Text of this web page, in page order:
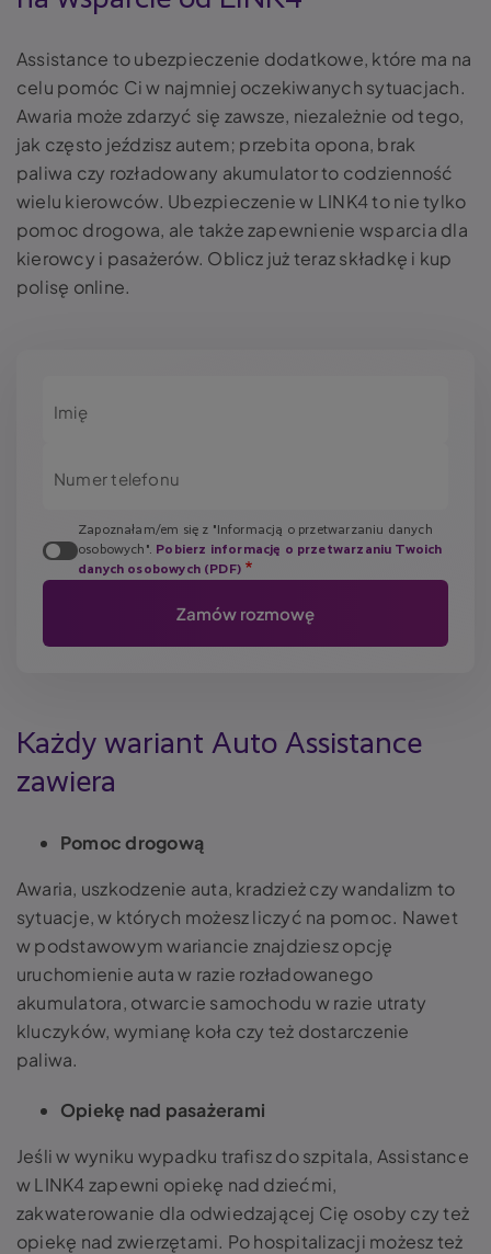
Assistance to ubezpieczenie dodatkowe, które ma na
celu pomóc Ci w najmniej oczekiwanych sytuacjach.
Awaria może zdarzyć się zawsze, niezależnie od tego,
jak często jeździsz autem; przebita opona, brak
paliwa czy rozładowany akumulator to codzienność
wielu kierowców. Ubezpieczenie w LINK4 to nie tylko
pomoc drogowa, ale także zapewnienie wsparcia dla
kierowcy i pasażerów. Oblicz już teraz składkę i kup
polisę online.
Imię
Numer telefonu
Zapoznałam/em się z "Informacją o przetwarzaniu danych
osobowych". Pobierz informację o przetwarzaniu Twoich
danych osobowych (PDF)
Każdy wariant Auto Assistance
zawiera
Pomoc drogową
Awaria, uszkodzenie auta, kradzież czy wandalizm to
sytuacje, w których możesz liczyć na pomoc. Nawet
w podstawowym wariancie znajdziesz opcję
uruchomienie auta w razie rozładowanego
akumulatora, otwarcie samochodu w razie utraty
kluczyków, wymianę koła czy też dostarczenie
paliwa.
Opiekę nad pasażerami
Jeśli w wyniku wypadku trafisz do szpitala, Assistance
w LINK4 zapewni opiekę nad dziećmi,
zakwaterowanie dla odwiedzającej Cię osoby czy też
opiekę nad zwierzętami. Po hospitalizacji możesz też